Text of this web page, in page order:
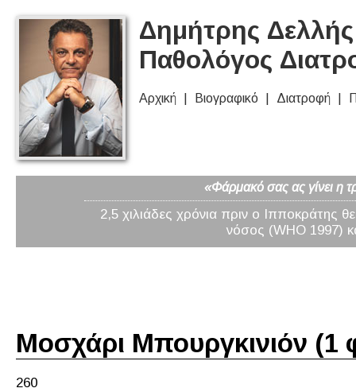
Δημήτρης
Παθολόγος
Αρχική Βιογραφικό Διατροφή
«Φάρμακό σας ας γίνει η
2,5 χιλιάδες χρόνια πριν ο Ιπποκράτης
νόσος (WHO 1997)
Μοσχάρι Μπουργκινιόν (1
260